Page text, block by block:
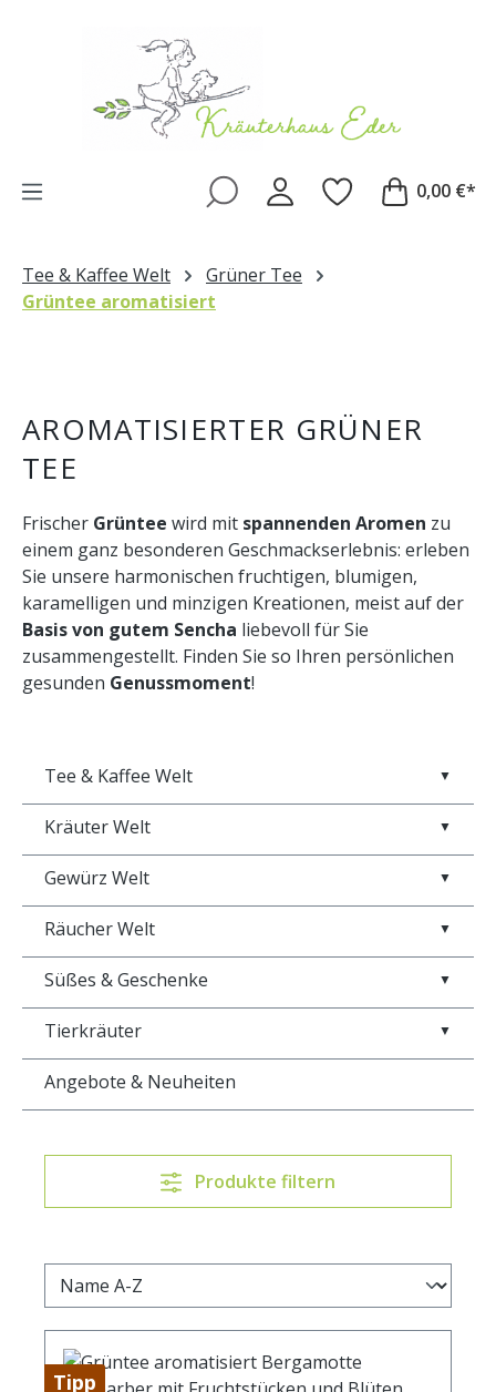
0,00 €*
Tee & Kaffee Welt
Grüner Tee
Grüntee aromatisiert
AROMATISIERTER GRÜNER
TEE
Frischer Grüntee wird mit spannenden Aromen zu
einem ganz besonderen Geschmackserlebnis: erleben
Sie unsere harmonischen fruchtigen, blumigen,
karamelligen und minzigen Kreationen, meist auf der
Basis von gutem Sencha liebevoll für Sie
zusammengestellt. Finden Sie so Ihren persönlichen
gesunden Genussmoment!
Tee & Kaffee Welt ▼
Kräuter Welt ▼
Gewürz Welt ▼
Räucher Welt ▼
Süßes & Geschenke ▼
Tierkräuter ▼
Angebote & Neuheiten
Produkte filtern
Tipp